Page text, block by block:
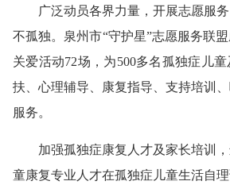
广泛动员各界力量，开展志愿服务
不孤独。泉州市“守护星”志愿服务联
关爱活动72场，为500多名孤独症儿
扶、心理辅导、康复指导、支持培训
服务。
加强孤独症康复人才及家长培训，
童康复专业人才在孤独症儿童生活自